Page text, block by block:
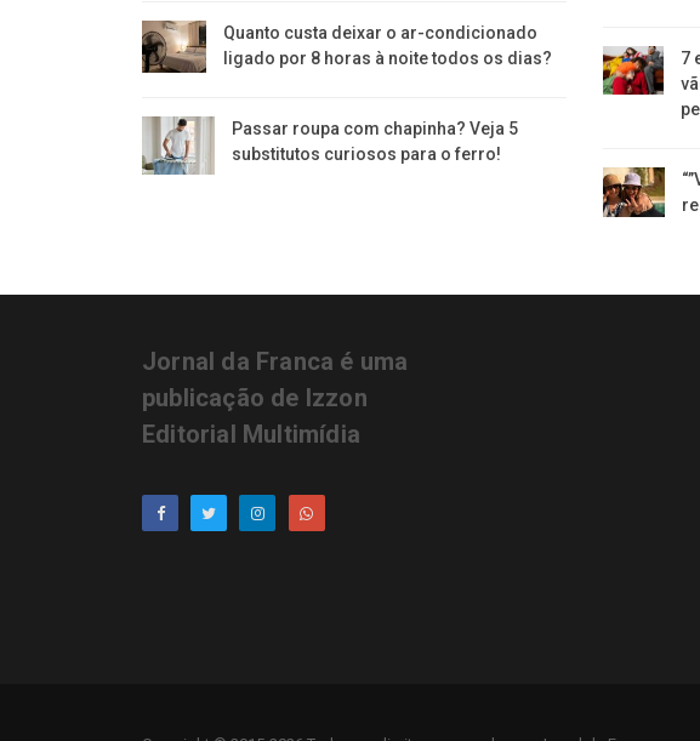
Quanto custa deixar o ar-condicionado
ligado por 8 horas à noite todos os dias?
Passar roupa com chapinha? Veja 5
substitutos curiosos para o ferro!
7
Jornal da Franca é uma
publicação de Izzon
Editorial Multimídia